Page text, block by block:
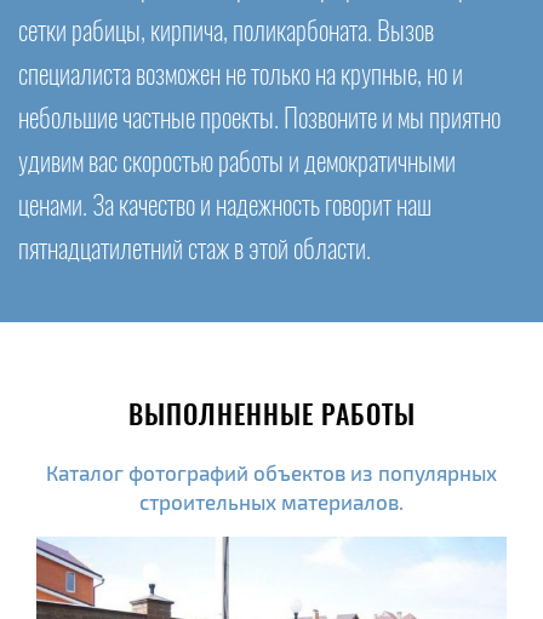
сетки рабицы, кирпича, поликарбоната. Вызов
специалиста возможен не только на крупные, но и
небольшие частные проекты. Позвоните и мы приятно
удивим вас скоростью работы и демократичными
ценами. За качество и надежность говорит наш
пятнадцатилетний стаж в этой области.
ВЫПОЛНЕННЫЕ РАБОТЫ
Каталог фотографий объектов из популярных
строительных материалов.